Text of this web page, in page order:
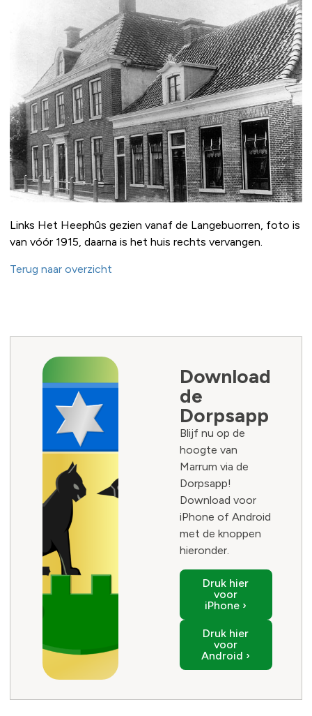
Links Het Heephûs gezien vanaf de Langebuorren, foto is
van vóór 1915, daarna is het huis rechts vervangen.
Terug naar overzicht
Download
de
Dorpsapp
Blijf nu op de
hoogte van
Marrum via de
Dorpsapp!
Download voor
iPhone of Android
met de knoppen
hieronder.
Druk hier
voor
iPhone ›
Druk hier
voor
Android ›